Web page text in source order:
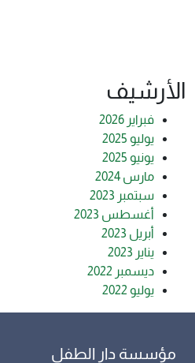
الأرشيف
فبراير 2026
يوليو 2025
يونيو 2025
مارس 2024
سبتمبر 2023
أغسطس 2023
أبريل 2023
يناير 2023
ديسمبر 2022
يوليو 2022
مؤسسة دار الطفل